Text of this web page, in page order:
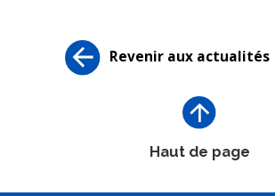
Revenir aux actualités
Haut de page